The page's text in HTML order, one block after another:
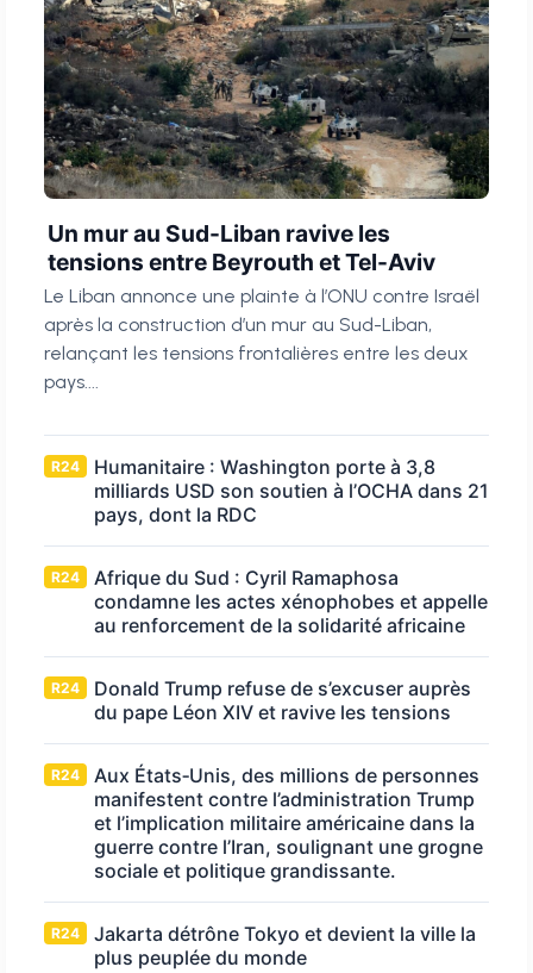
Un mur au Sud-Liban ravive les
tensions entre Beyrouth et Tel-Aviv
Le Liban annonce une plainte à l’ONU contre Israël
après la construction d’un mur au Sud-Liban,
relançant les tensions frontalières entre les deux
pays....
R24
Humanitaire : Washington porte à 3,8
milliards USD son soutien à l’OCHA dans 21
pays, dont la RDC
R24
Afrique du Sud : Cyril Ramaphosa
condamne les actes xénophobes et appelle
au renforcement de la solidarité africaine
R24
Donald Trump refuse de s’excuser auprès
du pape Léon XIV et ravive les tensions
R24
Aux États‑Unis, des millions de personnes
manifestent contre l’administration Trump
et l’implication militaire américaine dans la
guerre contre l’Iran, soulignant une grogne
sociale et politique grandissante.
R24
Jakarta détrône Tokyo et devient la ville la
plus peuplée du monde